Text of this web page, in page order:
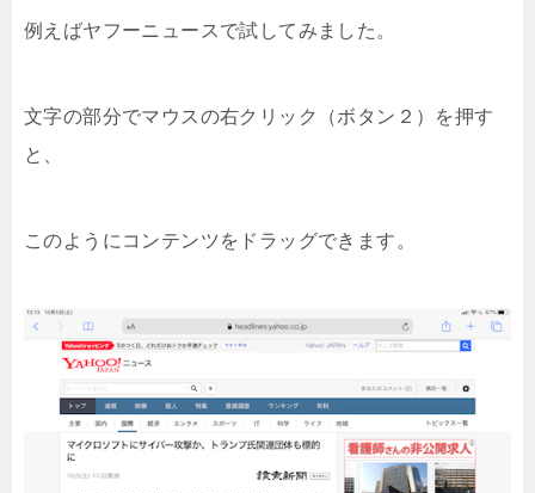
例えばヤフーニュースで試してみました。
文字の部分でマウスの右クリック（ボタン２）を押す
と、
このようにコンテンツをドラッグできます。